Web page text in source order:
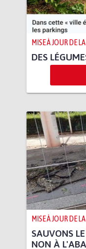
MISE À JOUR DE
DES
MISE À JOUR DE
SAUVONS
NON À